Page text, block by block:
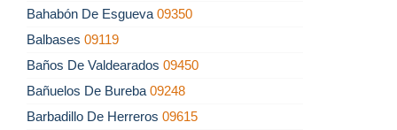
Bahabón De Esgueva 09350
Balbases 09119
Baños De Valdearados 09450
Bañuelos De Bureba 09248
Barbadillo De Herreros 09615